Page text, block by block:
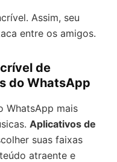
Assim, seu
entre os amigos.
de
do WhatsApp
WhatsApp mais
Aplicativos de
suas faixas
atraente e